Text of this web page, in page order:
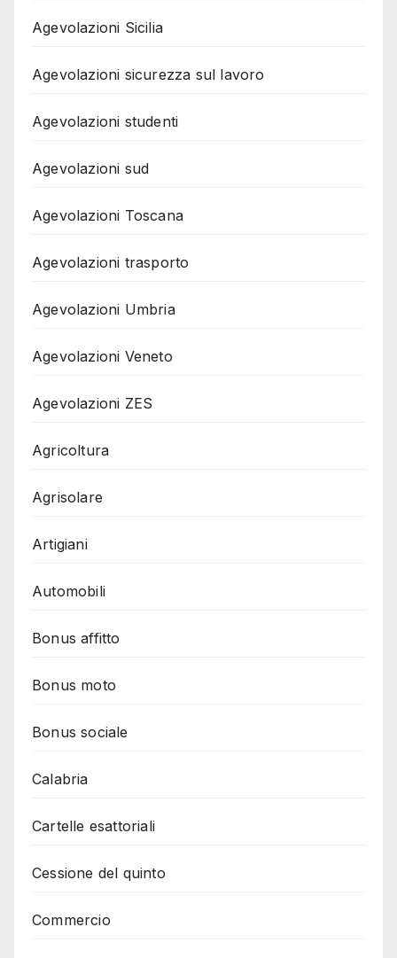
Agevolazioni Sicilia
Agevolazioni sicurezza sul lavoro
Agevolazioni studenti
Agevolazioni sud
Agevolazioni Toscana
Agevolazioni trasporto
Agevolazioni Umbria
Agevolazioni Veneto
Agevolazioni ZES
Agricoltura
Agrisolare
Artigiani
Automobili
Bonus affitto
Bonus moto
Bonus sociale
Calabria
Cartelle esattoriali
Cessione del quinto
Commercio